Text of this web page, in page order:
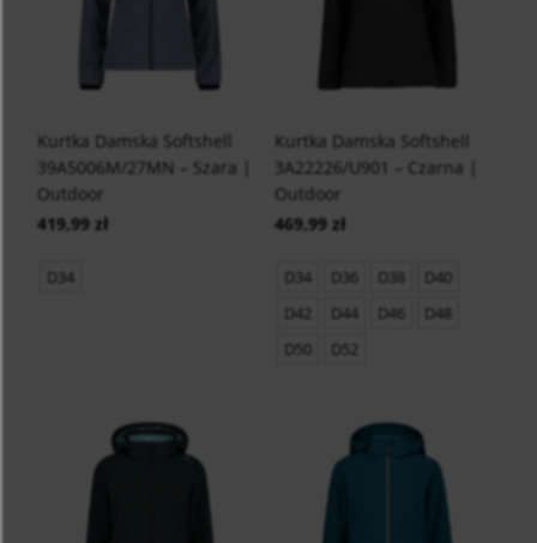
Kurtka Damska Softshell
39A5006M/27MN – Szara |
Outdoor
419,99 zł
D34
Kurtka Damska Softshell
3A22226/U901 – Czarna |
Outdoor
469,99 zł
D34 D36 D38
D40
D42
D44 D46
D48
D50
D52